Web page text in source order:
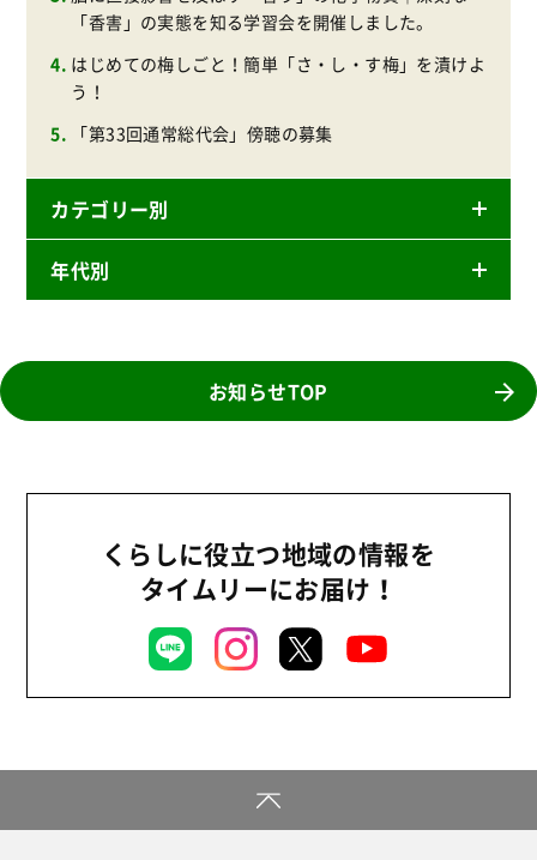
「香害」の実態を知る学習会を開催しました。
はじめての梅しごと！簡単「さ・し・す梅」を漬けよ
う！
「第33回通常総代会」傍聴の募集
カテゴリー別
ニュースリリース
商品
地域コミュニティ
平和と国際連帯
お米の出前授業
いなぎめぐみの里山
広報
年代別
2024年
2021年
お知らせTOP
くらしに役立つ地域の情報を
タイムリーにお届け！